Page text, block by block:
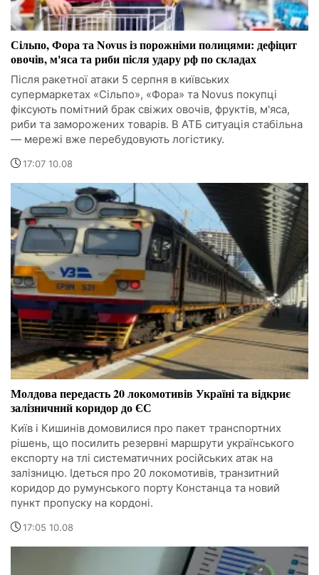
Сільпо, Фора та Novus із порожніми полицями: дефіцит
овочів, м'яса та риби після удару рф по складах
Після ракетної атаки 5 серпня в київських
супермаркетах «Сільпо», «Фора» та Novus покупці
фіксують помітний брак свіжих овочів, фруктів, м'яса,
риби та заморожених товарів. В АТБ ситуація стабільна
— мережі вже перебудовують логістику.
17:07 10.08
Молдова передасть 20 локомотивів Україні та відкриє
залізничний коридор до ЄС
Київ і Кишинів домовилися про пакет транспортних
рішень, що посилить резервні маршрути українського
експорту на тлі систематичних російських атак на
залізницю. Ідеться про 20 локомотивів, транзитний
коридор до румунського порту Констанца та новий
пункт пропуску на кордоні.
17:05 10.08